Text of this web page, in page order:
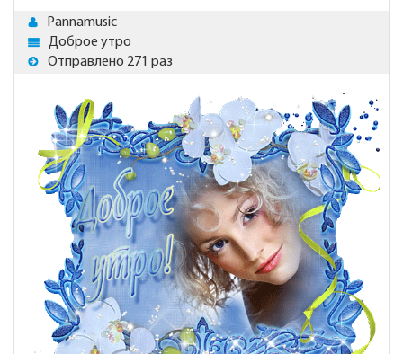
Pannamusic
Доброе утро
Отправлено 271 раз